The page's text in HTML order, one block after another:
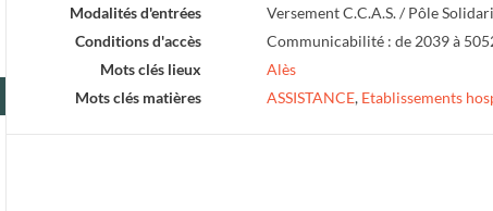
Modalités d'entrées
Versement C.C.A.S. / Pôle
Conditions d'accès
Communicabilité : de 2039 à
Mots clés lieux
Alès
Mots clés matières
ASSISTANCE, Etablissements